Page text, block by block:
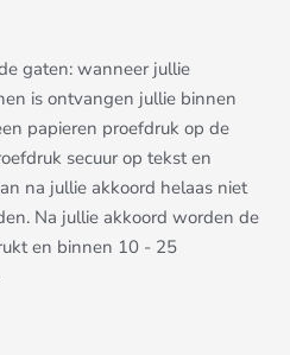
gaten: wanneer jullie
is ontvangen jullie binnen
papieren proefdruk op de
secuur op tekst en
na jullie akkoord helaas niet
Na jullie akkoord worden de
en binnen 10 - 25